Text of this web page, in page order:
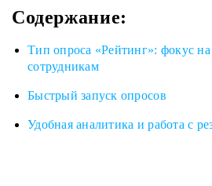
Содержание:
Тип опроса «Рейтинг»: фокус
сотрудникам
Быстрый запуск опросов
Удобная аналитика и работа с